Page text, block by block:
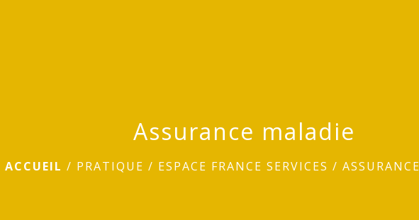
Assurance maladie
ACCUEIL / PRATIQUE / ESPACE FRANCE SERVICES /